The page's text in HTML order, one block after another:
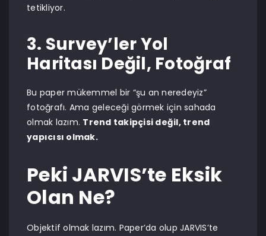
tetikliyor.
3. Survey’ler Yol
Haritası Değil, Fotoğraf
Bu paper mükemmel bir “şu an neredeyiz”
fotoğrafı. Ama geleceği görmek için sahada
olmak lazım. Trend takipçisi değil, trend
yapıcısı olmak.
Peki JARVIS’te Eksik
Olan Ne?
Objektif olmak lazım. Paper’da olup JARVIS’te